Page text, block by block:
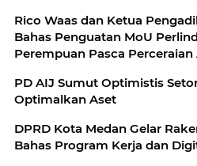
Strategis
Rico Waas dan Ketua
Bahas Penguatan MoU
Perempuan Pasca Perceraian
PD AIJ Sumut Optimistis
Optimalkan Aset
DPRD Kota Medan Gelar
Bahas Program Kerja dan